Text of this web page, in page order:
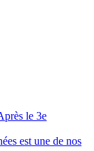
le 3e
est une de nos